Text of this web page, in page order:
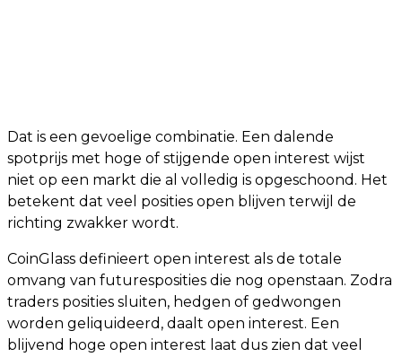
Dat is een gevoelige combinatie. Een dalende
spotprijs met hoge of stijgende open interest wijst
niet op een markt die al volledig is opgeschoond. Het
betekent dat veel posities open blijven terwijl de
richting zwakker wordt.
CoinGlass definieert open interest als de totale
omvang van futuresposities die nog openstaan. Zodra
traders posities sluiten, hedgen of gedwongen
worden geliquideerd, daalt open interest. Een
blijvend hoge open interest laat dus zien dat veel